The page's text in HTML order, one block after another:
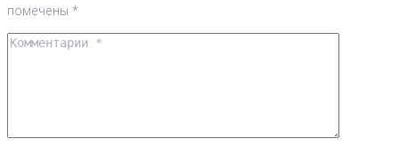
помечены *